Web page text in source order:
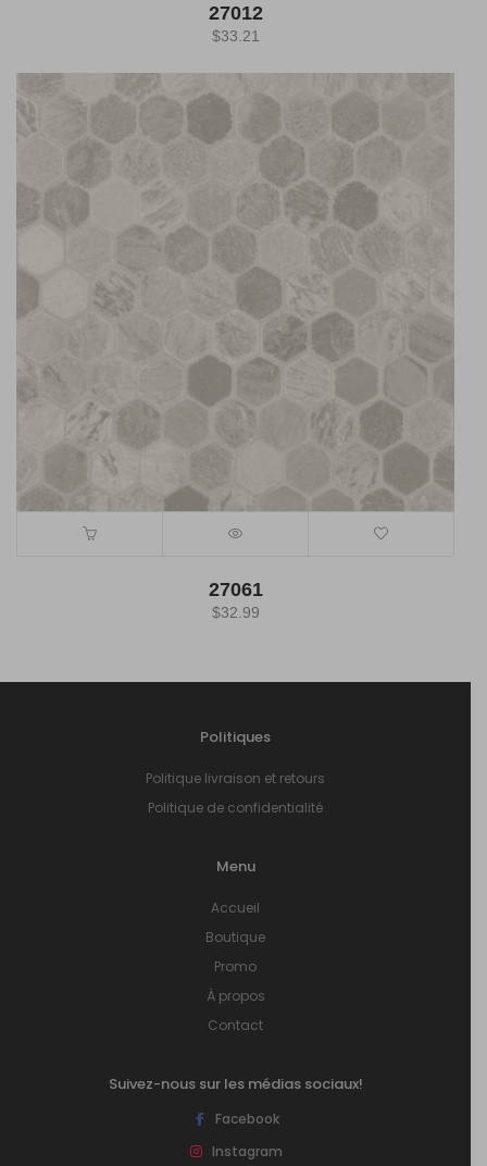
27012
$33.21
27061
$32.99
Politiques
Politique livraison et retours
Politique de confidentialité
Menu
Accueil
Boutique
Promo
À propos
Contact
Suivez-nous sur les médias sociaux!
Facebook
Instagram